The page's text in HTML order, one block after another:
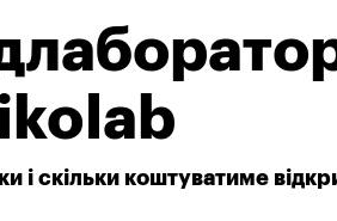
і скільки коштуватиме